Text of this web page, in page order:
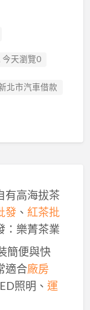
今天瀏覽0
北市汽車借款
有高海拔茶
發、 紅茶批
：樂菁茶業
簡便與快
適合廠房
照明、 運